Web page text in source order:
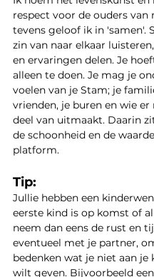
respect voor de ouders van
tevens geloof ik in 'samen'.
zin van naar elkaar
en ervaringen delen. Je
alleen te doen. Je mag je
voelen van je Stam; je
vrienden, je buren en wie er
deel van uitmaakt. Daarin
de schoonheid en de
platform.
Tip:
Jullie hebben een
eerste kind is op komst of
neem dan eens de rust en
eventueel met je partner,
bedenken wat je niet aan je
wilt geven. Bijvoorbeeld een